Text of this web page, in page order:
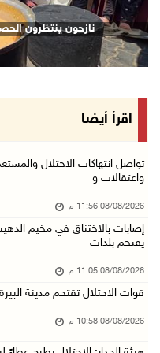
الاحتلال يقتحم كوبر شمال
08/آب/2026 08:27 م
إصابات بالاختناق خلال
الاحتلال ينصب حواجز
مستعمرون يهاجمون قرية
مستعمرون يقتحمون بلدة
08/آب/2026 06:39 م
نازحون ينتظرون
اقرأ أيضا
تواصل انتهاكات الاحتلال
واعتقالات و
08/08/2026 11:56 م
إصابات بالاختناق في مخيم
يقتحم بلدات
08/08/2026 11:05 م
قوات الاحتلال تقتحم مدينة البيرة
08/08/2026 10:58 م